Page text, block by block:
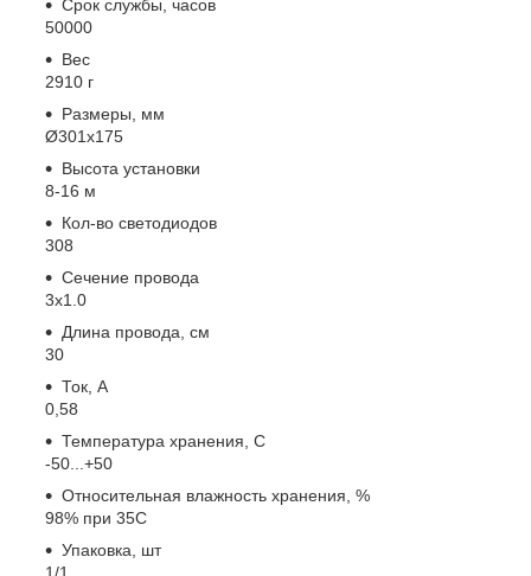
Срок службы, часов
50000
Вес
2910 г
Размеры, мм
Ø301х175
Высота установки
8-16 м
Кол-во светодиодов
308
Сечение провода
3х1.0
Длина провода, см
30
Ток, А
0,58
Температура хранения, C
-50...+50
Относительная влажность хранения, %
98% при 35С
Упаковка, шт